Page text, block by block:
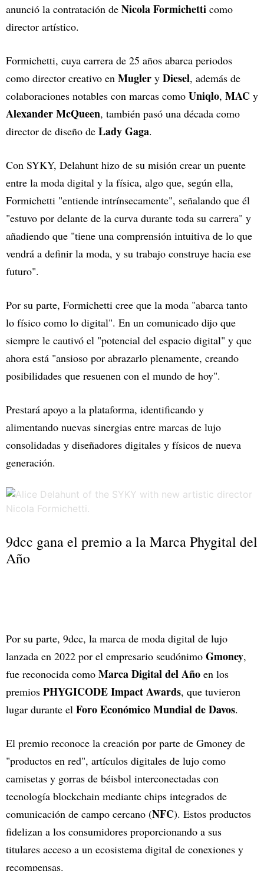
anunció la contratación de Nicola Formichetti como
director artístico.
Formichetti, cuya carrera de 25 años abarca periodos
como director creativo en Mugler y Diesel, además de
colaboraciones notables con marcas como Uniqlo, MAC y
Alexander McQueen, también pasó una década como
director de diseño de Lady Gaga.
Con SYKY, Delahunt hizo de su misión crear un puente
entre la moda digital y la física, algo que, según ella,
Formichetti "entiende intrínsecamente", señalando que él
"estuvo por delante de la curva durante toda su carrera" y
añadiendo que "tiene una comprensión intuitiva de lo que
vendrá a definir la moda, y su trabajo construye hacia ese
futuro".
Por su parte, Formichetti cree que la moda "abarca tanto
lo físico como lo digital". En un comunicado dijo que
siempre le cautivó el "potencial del espacio digital" y que
ahora está "ansioso por abrazarlo plenamente, creando
posibilidades que resuenen con el mundo de hoy".
Prestará apoyo a la plataforma, identificando y
alimentando nuevas sinergias entre marcas de lujo
consolidadas y diseñadores digitales y físicos de nueva
generación.
9dcc gana el premio a la Marca Phygital del
Año
Por su parte, 9dcc, la marca de moda digital de lujo
lanzada en 2022 por el empresario seudónimo Gmoney,
fue reconocida como Marca Digital del Año en los
premios PHYGICODEImpact Awards, que tuvieron
lugar durante el Foro Económico Mundial de Davos.
El premio reconoce la creación por parte de Gmoney de
"productos en red", artículos digitales de lujo como
camisetas y gorras de béisbol interconectadas con
tecnología blockchain mediante chips integrados de
comunicación de campo cercano (NFC). Estos productos
fidelizan a los consumidores proporcionando a sus
titulares acceso a un ecosistema digital de conexiones y
recompensas.